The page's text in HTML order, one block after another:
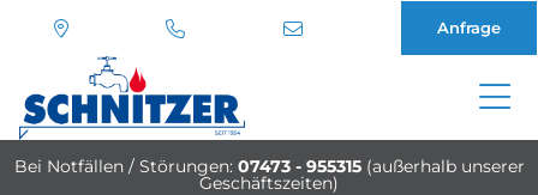
zum
Anfrage
Bei Notfällen / Störungen: 07473 - 955315 (außerhalb unserer
Geschäftszeiten)